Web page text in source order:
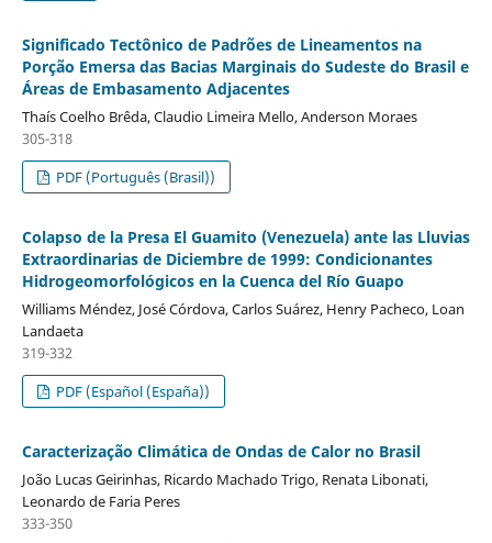
Significado Tectônico de Padrões de Lineamentos na
Porção Emersa das Bacias Marginais do Sudeste do Brasil e
Áreas de Embasamento Adjacentes
Thaís Coelho Brêda, Claudio Limeira Mello, Anderson Moraes
305-318
PDF (Português (Brasil))
Colapso de la Presa El Guamito (Venezuela) ante las Lluvias
Extraordinarias de Diciembre de 1999: Condicionantes
Hidrogeomorfológicos en la Cuenca del Río Guapo
Williams Méndez, José Córdova, Carlos Suárez, Henry Pacheco, Loan
Landaeta
319-332
PDF (Español (España))
Caracterização Climática de Ondas de Calor no Brasil
João Lucas Geirinhas, Ricardo Machado Trigo, Renata Libonati,
Leonardo de Faria Peres
333-350